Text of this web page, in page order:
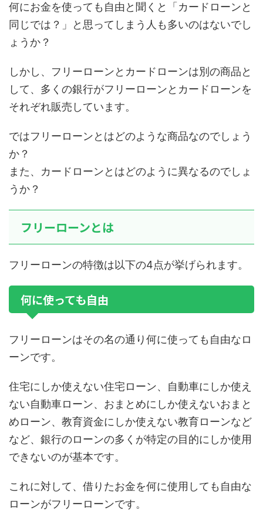
何にお金を使っても自由と聞くと「カードローンと
同じでは？」と思ってしまう人も多いのはないでし
ょうか？
しかし、フリーローンとカードローンは別の商品と
して、多くの銀行がフリーローンとカードローンを
それぞれ販売しています。
ではフリーローンとはどのような商品なのでしょう
か？
また、カードローンとはどのように異なるのでしょ
うか？
フリーローンとは
フリーローンの特徴は以下の4点が挙げられます。
何に使っても自由
フリーローンはその名の通り何に使っても自由なロ
ーンです。
住宅にしか使えない住宅ローン、自動車にしか使え
ない自動車ローン、おまとめにしか使えないおまと
めローン、教育資金にしか使えない教育ローンなど
など、銀行のローンの多くが特定の目的にしか使用
できないのが基本です。
これに対して、借りたお金を何に使用しても自由な
ローンがフリーローンです。